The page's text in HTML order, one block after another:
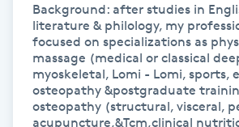
Manikyr & Pedikyr
Massage
Medial vägledning
Background: after studies in
literature & philology, my
focused on specializations as
massage (medical or classical
myoskeletal, Lomi - Lomi, sports,
osteopathy &postgraduate
osteopathy (structural, visceral,
acupuncture,&Tcm,clinical